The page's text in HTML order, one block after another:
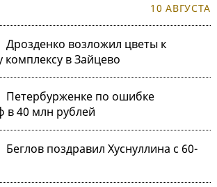
10 АВГУСТА
Дрозденко возложил цветы к
в Зайцево
Петербурженке по ошибке
в 40 млн рублей
Беглов поздравил Хуснуллина с 60-